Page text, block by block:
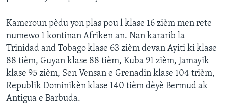
Kameroun pèdu yon plas pou l klase 16 zièm men rete
numewo 1 kontinan Afriken an. Nan kararib la
Trinidad and Tobago klase 63 zièm devan Ayiti ki klase
88 tièm, Guyan klase 88 tièm, Kuba 91 zièm, Jamayik
klase 95 zièm, Sen Vensan e Grenadin klase 104 trièm,
Republik Dominikèn klase 140 tièm dèyè Bermud ak
Antigua e Barbuda.